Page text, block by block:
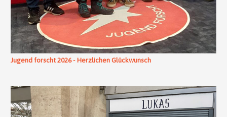
Jugend forscht 2026 - Herzlichen Glückwunsch